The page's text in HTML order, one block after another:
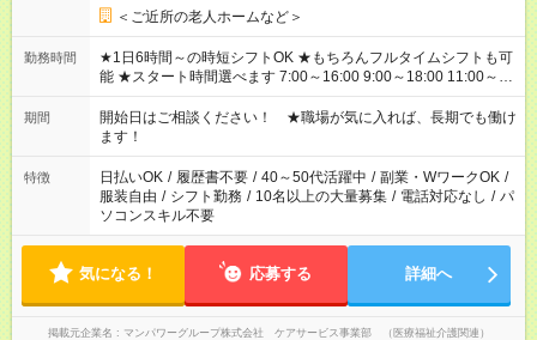
＜ご近所の老人ホームなど＞
勤務時間
★1日6時間～の時短シフトOK ★もちろんフルタイムシフトも可
能 ★スタート時間選べます 7:00～16:00 9:00～18:00 11:00～
20:00 など 残業なし！ ※Wワークの場合、他のお仕事と合わせ
週40時間超の就業はご案内できません ※法令に基づき、週20時
間以上勤務は社会保険への加入対象となります ※労働者派遣法
（日雇い派遣の原則禁止）により、短時間・短期間の就業はご
案内が難しい場合があります
期間
開始日はご相談ください！ ★職場が気に入れば、長期でも働け
ます！
特徴 日払いOK / 履歴書不要 / 40～50代活躍中 / 副業・WワークOK /
服装自由 / シフト勤務 / 10名以上の大量募集 / 電話対応なし / パ
ソコンスキル不要
気になる！ 応募する 詳細へ
掲載元企業名 マンパワーグループ株式会社 ケアサービス事業部 （医療福祉介護関連）